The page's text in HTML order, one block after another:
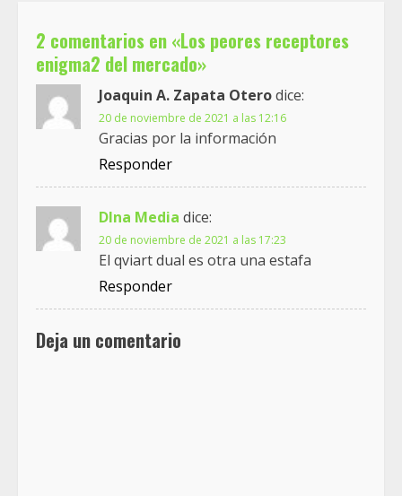
2 comentarios en «Los peores receptores
enigma2 del mercado»
Joaquin A. Zapata Oterodice:
20 de noviembre de 2021 a las 12:16
Gracias por la información
Responder
Dlna Media dice:
20 de noviembre de 2021 a las 17:23
El qviart dual es otra una estafa
Responder
Deja un comentario